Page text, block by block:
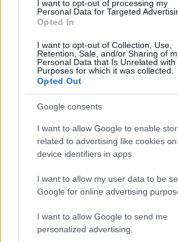
I want to opt-out of processing my
Personal Data for Targeted
Opted In
I want to opt-out of Collection, Use,
Retention, Sale, and/or Sharing of
Personal Data that Is Unrelated with
Purposes for which it was collected.
Opted Out
Google consents
I want to allow Google to enable
related to advertising like cookies
device identifiers in apps.
I want to allow my user data to be
Google for online advertising
I want to allow Google to send me
personalized advertising.
A jelentések szerint John
igazgató szintén ellenezte a
bevetését, ám a Moszad
árnyaltabban látják. Állításuk
Ratcliffe személyesen soha
izraeli partnereivel, hogy
nyilvánosságra került
fegyverekkel támogatta a
inkább a művelet
mennek, és azt állítják, hogy
bizonyos tisztviselői